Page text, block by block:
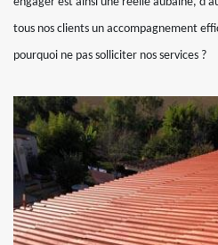
tous nos clients un accompagnement
pourquoi ne pas solliciter nos services ?